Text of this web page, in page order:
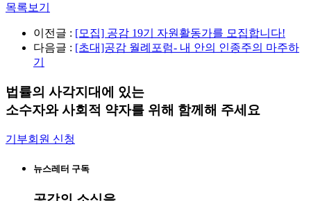
목록보기
이전글 : [모집] 공감 19기 자원활동가를 모집합니다!
다음글 : [초대]공감 월례포럼- 내 안의 인종주의 마주하
기
법률의 사각지대에 있는
소수자와 사회적 약자를 위해 함께해 주세요
기부회원 신청
뉴스레터 구독